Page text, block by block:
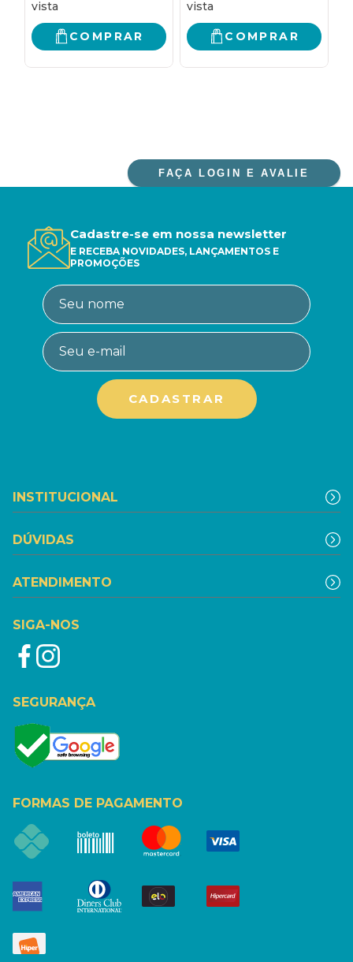
COMPRAR COMPRAR
FAÇA LOGIN E AVALIE
Cadastre-se em nossa newsletter
E RECEBA NOVIDADES, LANÇAMENTOS E
PROMOÇÕES
INSTITUCIONAL
DÚVIDAS
ATENDIMENTO
SIGA-NOS
SEGURANÇA
FORMAS DE PAGAMENTO